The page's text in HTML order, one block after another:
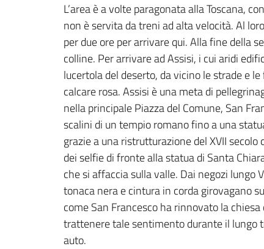
L’area è a volte paragonata alla Toscana,
non è servita da treni ad alta velocità. Al
per due ore per arrivare qui. Alla fine della
colline. Per arrivare ad Assisi, i cui aridi
lucertola del deserto, da vicino le strade e
calcare rosa. Assisi è una meta di
nella principale Piazza del Comune, San
scalini di un tempio romano fino a una
grazie a una ristrutturazione del XVII
dei selfie di fronte alla statua di Santa
che si affaccia sulla valle. Dai negozi lungo
tonaca nera e cintura in corda girovagano
come San Francesco ha rinnovato la
trattenere tale sentimento durante il lungo
auto.